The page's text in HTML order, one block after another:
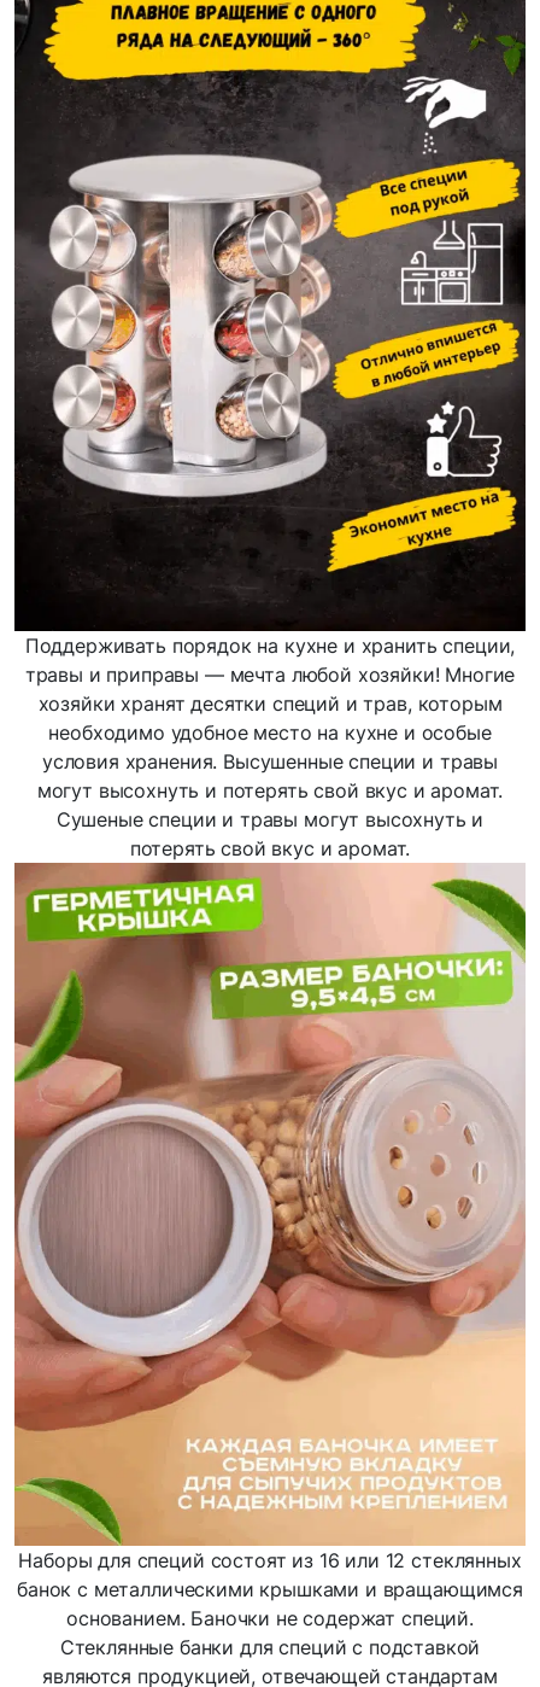
Поддерживать порядок на кухне и хранить специи,
травы и приправы — мечта любой хозяйки! Многие
хозяйки хранят десятки специй и трав, которым
необходимо удобное место на кухне и особые
условия хранения. Высушенные специи и травы
могут высохнуть и потерять свой вкус и аромат.
Сушеные специи и травы могут высохнуть и
потерять свой вкус и аромат.
Наборы для специй состоят из 16 или 12 стеклянных
банок с металлическими крышками и вращающимся
основанием. Баночки не содержат специй.
Стеклянные банки для специй с подставкой
являются продукцией, отвечающей стандартам